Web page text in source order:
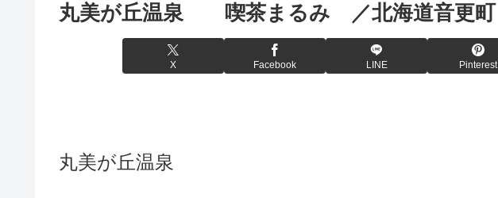
丸美が丘温泉 喫茶まるみ ／北海道音更町
X Facebook LINE Pinterest
丸美が丘温泉